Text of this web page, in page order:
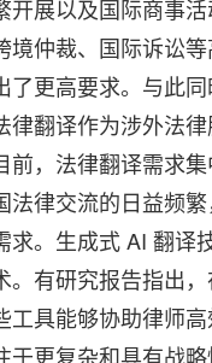
展以及国际商事
仲裁、国际诉讼
更高要求。与此
翻译作为涉外法
，法律翻译需求
律交流的日益频
。生成式 AI 翻译
有研究报告指出
具能够协助律师
更复杂和具有战